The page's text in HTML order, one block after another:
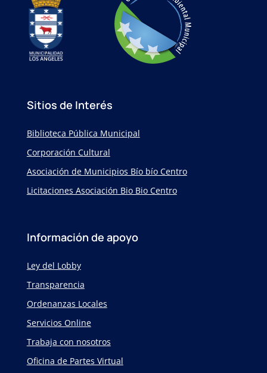
Sitios de Interés
Biblioteca Pública Municipal
Corporación Cultural
Asociación de Municipios Bío bío Centro
Licitaciones Asociación Bio Bio Centro
Información de apoyo
Ley del Lobby
Transparencia
Ordenanzas Locales
Servicios Online
Trabaja con nosotros
Oficina de Partes Virtual